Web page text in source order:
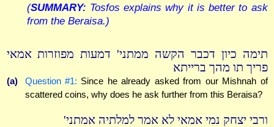
(SUMMARY: Tosfos explains why it is better to ask
from the Beraisa.)
תימה כיון דכבר הקשה ממתני' דמעות מפוזרות אמאי
פריך תו מהך ברייתא
(a) Question #1: Since he already asked from our Mishnah of
scattered coins, why does he ask further from this Beraisa?
ורבי יצחק נמי אמאי לא אמר למלתיה אמתני'